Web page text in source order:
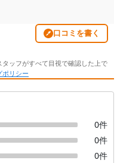
口コミを書く
タッフがすべて目視で確認した上で
ポリシー
0件
0件
0件